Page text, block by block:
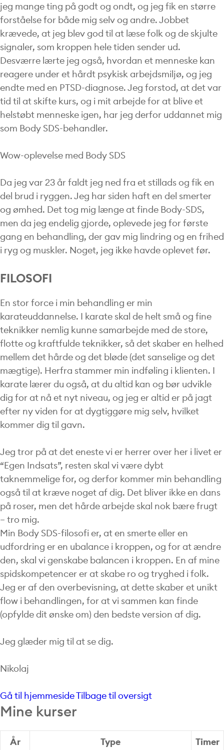
jeg mange ting på godt og ondt, og jeg fik en større
forståelse for både mig selv og andre. Jobbet
krævede, at jeg blev god til at læse folk og de skjulte
signaler, som kroppen hele tiden sender ud.
Desværre lærte jeg også, hvordan et menneske kan
reagere under et hårdt psykisk arbejdsmiljø, og jeg
endte med en PTSD-diagnose. Jeg forstod, at det var
tid til at skifte kurs, og i mit arbejde for at blive et
helstøbt menneske igen, har jeg derfor uddannet mig
som Body SDS-behandler.
Wow-oplevelse med Body SDS
Da jeg var 23 år faldt jeg ned fra et stillads og fik en
del brud i ryggen. Jeg har siden haft en del smerter
og ømhed. Det tog mig længe at finde Body-SDS,
men da jeg endelig gjorde, oplevede jeg for første
gang en behandling, der gav mig lindring og en frihed
i ryg og muskler. Noget, jeg ikke havde oplevet før.
FILOSOFI
En stor force i min behandling er min
karateuddannelse. I karate skal de helt små og fine
teknikker nemlig kunne samarbejde med de store,
flotte og kraftfulde teknikker, så det skaber en helhed
mellem det hårde og det bløde (det sanselige og det
mægtige). Herfra stammer min indføling i klienten. I
karate lærer du også, at du altid kan og bør udvikle
dig for at nå et nyt niveau, og jeg er altid er på jagt
efter ny viden for at dygtiggøre mig selv, hvilket
kommer dig til gavn.
Jeg tror på at det eneste vi er herrer over her i livet er
“Egen Indsats”, resten skal vi være dybt
taknemmelige for, og derfor kommer min behandling
også til at kræve noget af dig. Det bliver ikke en dans
på roser, men det hårde arbejde skal nok bære frugt
– tro mig.
Min Body SDS-filosofi er, at en smerte eller en
udfordring er en ubalance i kroppen, og for at ændre
den, skal vi genskabe balancen i kroppen. En af mine
spidskompetencer er at skabe ro og tryghed i folk.
Jeg er af den overbevisning, at dette skaber et unikt
flow i behandlingen, for at vi sammen kan finde
(opfylde dit ønske om) den bedste version af dig.
Jeg glæder mig til at se dig.
Nikolaj
Gå til hjemmesideTilbage til oversigt
Mine kurser
År Type Timer